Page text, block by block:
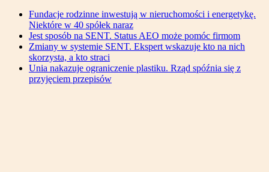
Fundacje rodzinne inwestują w nieruchomości i energetykę.
Niektóre w 40 spółek naraz
Jest sposób na SENT. Status AEO może pomóc firmom
Zmiany w systemie SENT. Ekspert wskazuje kto na nich
skorzysta, a kto straci
Unia nakazuje ograniczenie plastiku. Rząd spóźnia się z
przyjęciem przepisów